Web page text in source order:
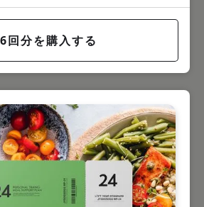
回分を購入する